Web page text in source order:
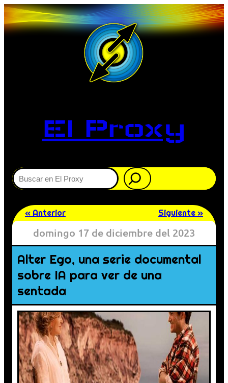
El Proxy
Buscar
« Anterior Siguiente »
domingo 17 de diciembre del 2023
Alter Ego, una serie documental
sobre IA para ver de una
sentada